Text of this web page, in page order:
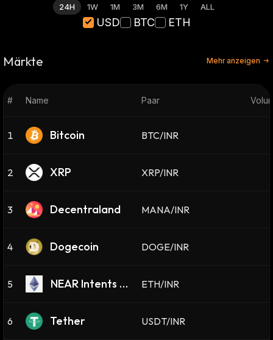
24H 1W 1M 3M 6M 1Y ALL
USD BTC ETH
Märkte Mehr anzeigen
# Name Paar
1 Bitcoin BTC/INR
2 XRP XRP/INR
3 Decentraland MANA/INR
4 Dogecoin DOGE/INR
5
NEAR Intents Bri
ETH/INR
6 Tether USDT/INR